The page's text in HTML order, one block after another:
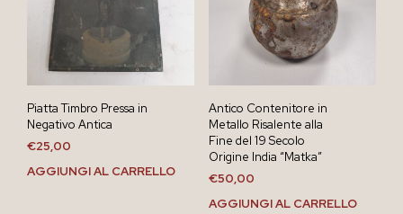
Piatta Timbro Pressa in
Negativo Antica
€25,00
AGGIUNGI AL CARRELLO
Antico Contenitore in
Metallo Risalente alla
Fine del 19 Secolo
Origine India “Matka”
€50,00
AGGIUNGI AL CARRELLO